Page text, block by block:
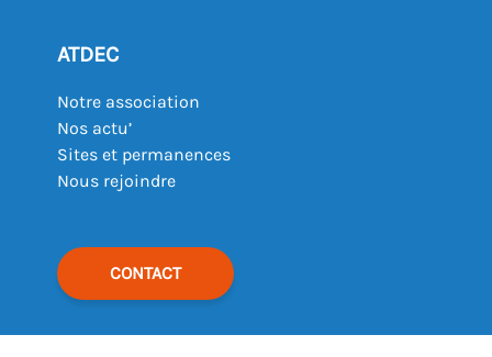
ATDEC
Notre association
Nos actu’
Sites et permanences
Nous rejoindre
CONTACT